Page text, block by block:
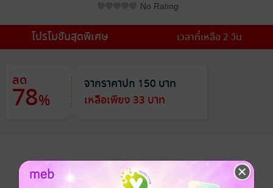
No Rating
โปรโมชันสุดพิเศษ เวลาที่เหลือ 2 วัน
ลด
78%
จากราคาปก 150 บาท
เหลือเพียง 33 บาท
อยากได้ ซื้อเป็นของขวัญ ติดตาม แชร์